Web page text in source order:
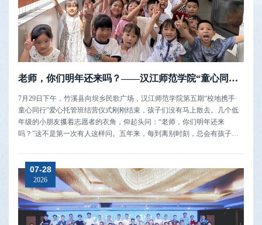
老师，你们明年还来吗？——汉江师范学院“童心同行·校地共建”结营仪式暨志愿者座谈会侧记
7月29日下午，竹溪县向坝乡民歌广场，汉江师范学院第五期“校地携手·
童心同行”爱心托管班结营仪式刚刚结束，孩子们没有马上散去。几个低
年级的小朋友攥着志愿者的衣角，仰起头问：“老师，你们明年还来
吗？”这不是第一次有人这样问。五年来，每到离别时刻，总会有孩子追
——“暑假正是...
07-28
2026